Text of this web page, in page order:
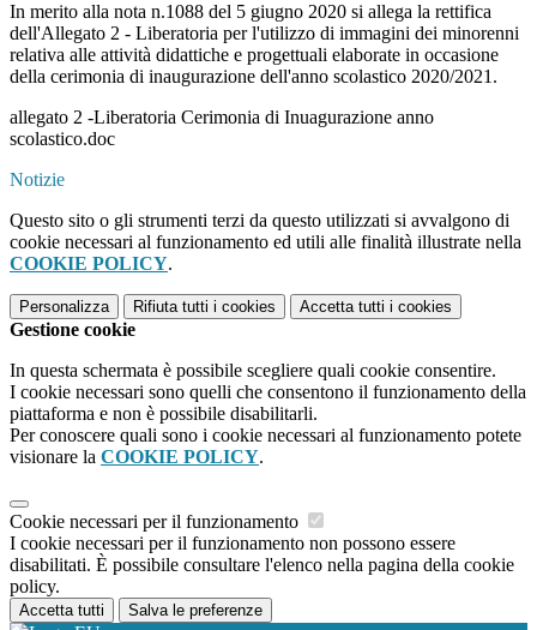
In merito alla nota n.1088 del 5 giugno 2020 si allega la rettifica
dell'Allegato 2 - Liberatoria per l'utilizzo di immagini dei minorenni
relativa alle attività didattiche e progettuali elaborate in occasione
della cerimonia di inaugurazione dell'anno scolastico 2020/2021.
allegato 2 -Liberatoria Cerimonia di Inuagurazione anno
scolastico.doc
Notizie
Questo sito o gli strumenti terzi da questo utilizzati si avvalgono di
cookie necessari al funzionamento ed utili alle finalità illustrate nella
COOKIE POLICY.
Personalizza Rifiuta tutti i cookies Accetta tutti i cookies
Gestione cookie
In questa schermata è possibile scegliere quali cookie consentire.
I cookie necessari sono quelli che consentono il funzionamento della
piattaforma e non è possibile disabilitarli.
Per conoscere quali sono i cookie necessari al funzionamento potete
visionare la COOKIE POLICY.
Cookie necessari per il funzionamento
I cookie necessari per il funzionamento non possono essere
disabilitati. È possibile consultare l'elenco nella pagina della cookie
policy.
Accetta tutti Salva le preferenze